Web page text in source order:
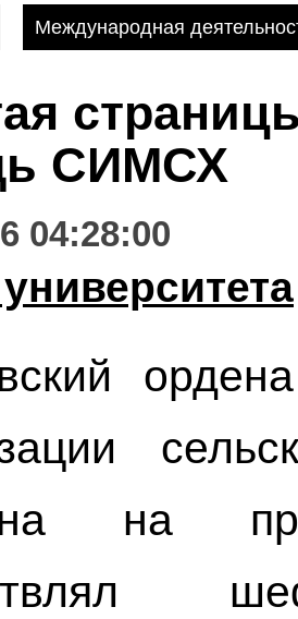
Международная
СИМСХ
04:28:00
на